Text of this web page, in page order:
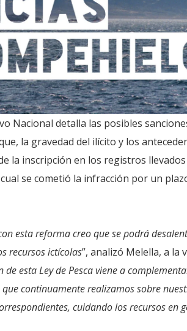
Nacional detalla las posibles
la gravedad del ilícito y los
la inscripción en los registros
se cometió la infracción por un
esta reforma creo que se podrá
recursos ictícolas”, analizó Melella, a la
de esta Ley de Pesca viene a
continuamente realizamos sobre
cuidando los recursos en